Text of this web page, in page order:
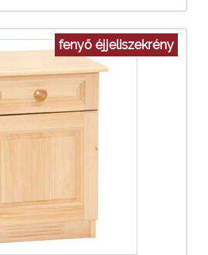
fenyő éjjeliszekrény